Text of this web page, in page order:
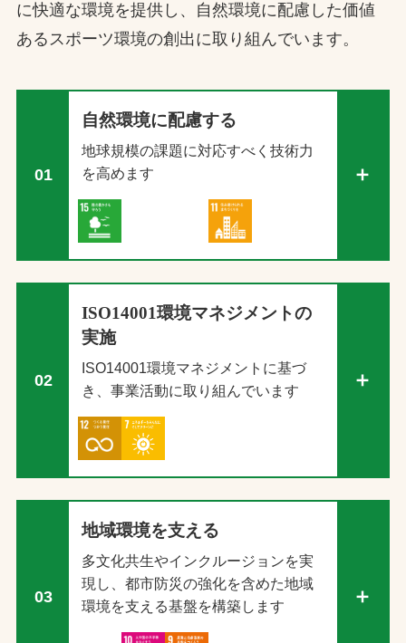
に快適な環境を提供し、自然環境に配慮した価値
あるスポーツ環境の創出に取り組んでいます。
01
自然環境に配慮する
地球規模の課題に対応すべく技術力
を高めます
02
ISO14001環境マネジメントの
実施
ISO14001環境マネジメントに基づ
き、事業活動に取り組んでいます
03
地域環境を支える
多文化共生やインクルージョンを実
現し、都市防災の強化を含めた地域
環境を支える基盤を構築します